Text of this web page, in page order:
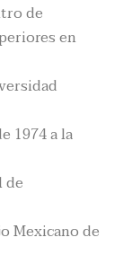
de
en
1974 a la
de
Mexicano de